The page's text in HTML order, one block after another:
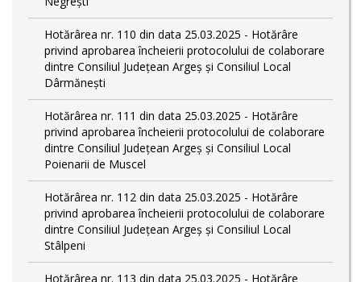
Hotărârea nr. 110 din data 25.03.2025 - Hotărâre
privind aprobarea încheierii protocolului de colaborare
dintre Consiliul Județean Argeș și Consiliul Local
Dârmănești
Hotărârea nr. 111 din data 25.03.2025 - Hotărâre
privind aprobarea încheierii protocolului de colaborare
dintre Consiliul Județean Argeș și Consiliul Local
Poienarii de Muscel
Hotărârea nr. 112 din data 25.03.2025 - Hotărâre
privind aprobarea încheierii protocolului de colaborare
dintre Consiliul Județean Argeș și Consiliul Local
Stâlpeni
Hotărârea nr. 113 din data 25.03.2025 - Hotărâre